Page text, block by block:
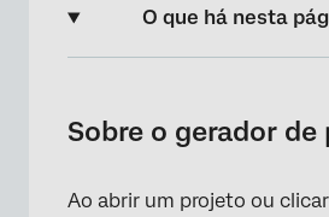
O que há nesta
Fundamentos Básicos do
e edição
Sobre o gerador de
Ao abrir um projeto ou